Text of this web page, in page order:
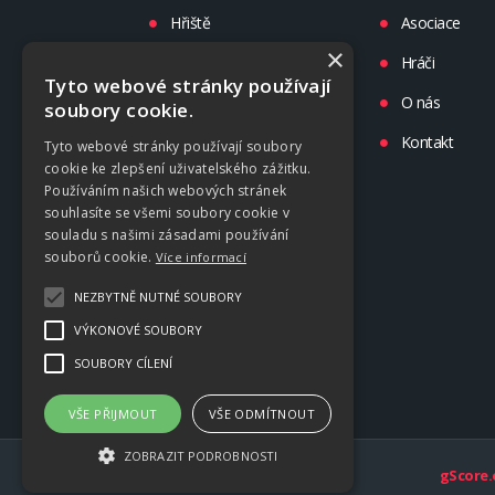
Hřiště
Liga
Tréninky
Kluby
Asociace
Hráči
O nás
Kontakt
×
Tyto webové stránky používají
soubory cookie.
Tyto webové stránky používají soubory
cookie ke zlepšení uživatelského zážitku.
Používáním našich webových stránek
souhlasíte se všemi soubory cookie v
souladu s našimi zásadami používání
souborů cookie. Více informací
NEZBYTNĚ NUTNÉ SOUBORY
VÝKONOVÉ SOUBORY
SOUBORY CÍLENÍ
VŠE PŘIJMOUT VŠE ODMÍTNOUT
ZOBRAZIT PODROBNOSTI